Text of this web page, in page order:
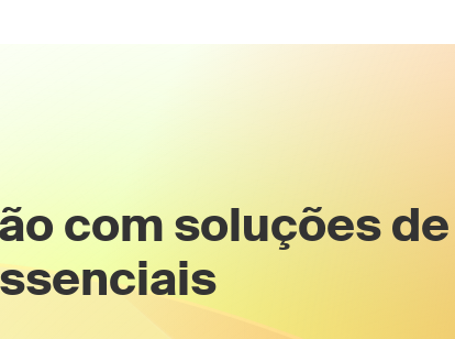
com soluções de